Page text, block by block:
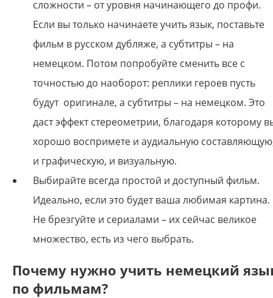
сложности – от уровня начинающего до профи.
Если вы только начинаете учить язык, поставьте
фильм в русском дубляже, а субтитры – на
немецком. Потом попробуйте сменить все с
точностью до наоборот: реплики героев пусть
будут оригинале, а субтитры – на немецком. Это
даст эффект стереометрии, благодаря которому
хорошо воспримете и аудиальную
и графическую, и визуальную.
Выбирайте всегда простой и доступный фильм.
Идеально, если это будет ваша любимая картина.
Не брезгуйте и сериалами – их сейчас великое
множество, есть из чего выбрать.
Почему нужно учить немецкий
по фильмам?